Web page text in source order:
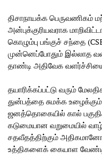
திசாநாயக்க பெருவணிகம்
அன்புக்குரியவராக
கொழும்பு பங்குச் சந்தை
முன்னெப்போதும் இல்லாத
தாண்டி அதிவேக
தயாரிக்கப்பட்டு வரும்
துன்பத்தை சுமக்க
ஜனத்தொகையில் கால்
கடுமையான வறுமையில்
சதவீதத்திற்கும்
உத்திகளைக் கையாள